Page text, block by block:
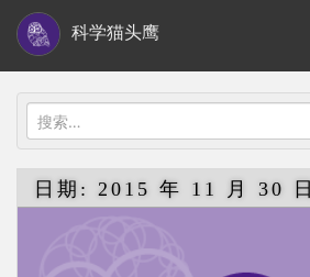
i
科学猫头鹰
搜
索：
日期: 2015 年 11 月 30 日